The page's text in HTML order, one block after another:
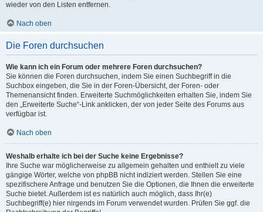
wieder von den Listen entfernen.
Nach oben
Die Foren durchsuchen
Wie kann ich ein Forum oder mehrere Foren durchsuchen?
Sie können die Foren durchsuchen, indem Sie einen Suchbegriff in die
Suchbox eingeben, die Sie in der Foren-Übersicht, der Foren- oder
Themenansicht finden. Erweiterte Suchmöglichkeiten erhalten Sie, indem Sie
den „Erweiterte Suche“-Link anklicken, der von jeder Seite des Forums aus
verfügbar ist.
Nach oben
Weshalb erhalte ich bei der Suche keine Ergebnisse?
Ihre Suche war möglicherweise zu allgemein gehalten und enthielt zu viele
gängige Wörter, welche von phpBB nicht indiziert werden. Stellen Sie eine
spezifischere Anfrage und benutzen Sie die Optionen, die Ihnen die erweiterte
Suche bietet. Außerdem ist es natürlich auch möglich, dass Ihr(e)
Suchbegriff(e) hier nirgends im Forum verwendet wurden. Prüfen Sie ggf. die